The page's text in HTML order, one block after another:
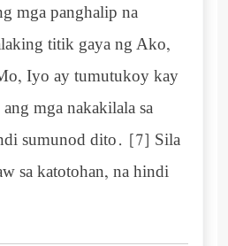
mga panghalip na
titik gaya ng Ako,
Iyo ay tumutukoy kay
mga nakakilala sa
sumunod dito. [7] Sila
sa katotohan, na hindi